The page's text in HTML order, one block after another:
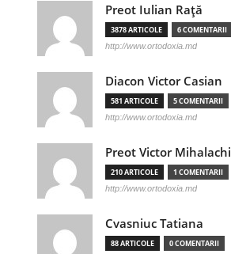
Preot Iulian Raţă
3878 ARTICOLE 6 COMENTARII
http://www.ortodoxia.md
Diacon Victor Casian
581 ARTICOLE 5 COMENTARII
http://www.ortodoxia.md
Preot Victor Mihalachi
210 ARTICOLE 1 COMENTARII
http://www.ortodoxia.md
Cvasniuc Tatiana
88 ARTICOLE 0 COMENTARII